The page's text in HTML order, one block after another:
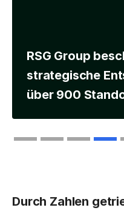
RSG Group
strategische
über 900
Durch Zahlen